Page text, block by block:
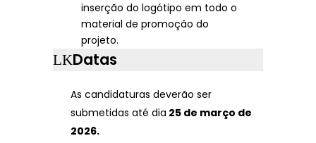
inserção do logótipo em todo o
material de promoção do
projeto.
Datas
As candidaturas deverão ser
submetidas até dia 25 de março de
2026.